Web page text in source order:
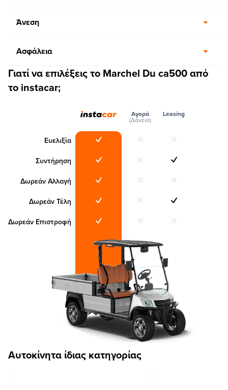
Άνεση
Ασφάλεια
Γιατί να επιλέξεις το Marchel Du ca500 από
το instacar;
Ευελιξία
Συντήρηση
Δωρεάν Αλλαγή
Δωρεάν Τέλη
Δωρεάν Επιστροφή
Αγορά
(Δάνειο)
Leasing
Αυτοκίνητα ίδιας κατηγορίας